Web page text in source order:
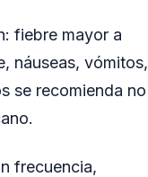
fiebre mayor a
náuseas, vómitos,
se recomienda no
frecuencia,